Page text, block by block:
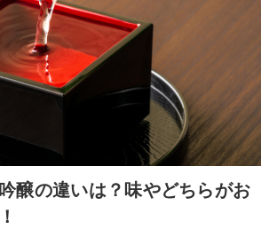
醸の違いは？味やどちらがお